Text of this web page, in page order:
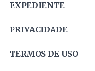
EXPEDIENTE
PRIVACIDADE
TERMOS DE USO